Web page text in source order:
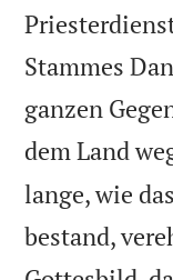
Stammes
ganzen
dem Land
lange, wie
bestand,